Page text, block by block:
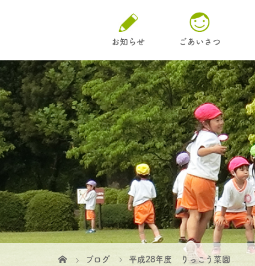
お知らせ ごあいさつ
ブログ 平成28年度 りっこう菜園